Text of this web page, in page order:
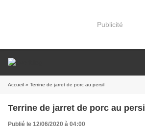
Publicité
Accueil » Terrine de jarret de porc au persil
Terrine de jarret de porc au persil
Publié le 12/06/2020 à 04:00